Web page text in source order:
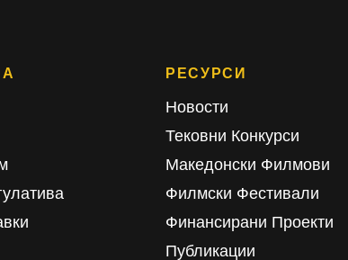
РЕСУРСИ
Новости
Тековни Конкурси
Македонски Филмови
Филмски Фестивали
Финансирани Проекти
Публикации